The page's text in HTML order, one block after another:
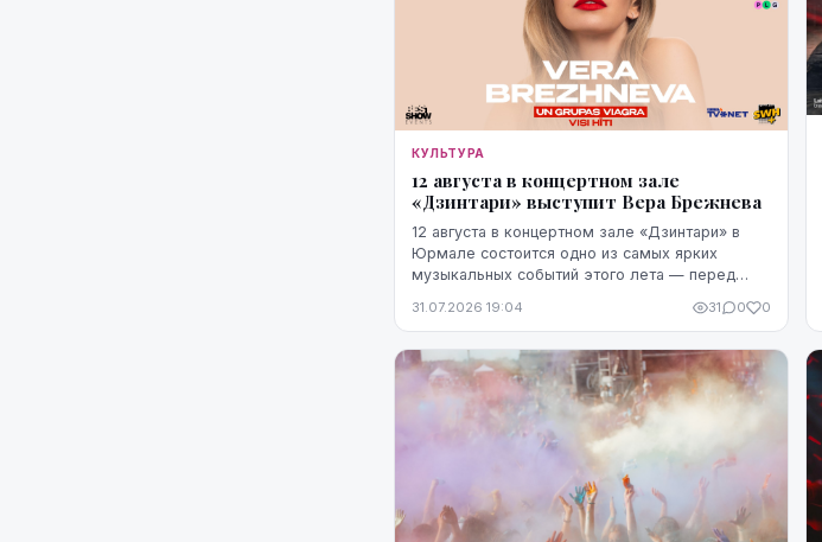
КУЛЬТУРА
12 августа в концертном зале
«Дзинтари» выступит Вера Брежнева
12 августа в концертном зале «Дзинтари» в
Юрмале состоится одно из самых ярких
музыкальных событий этого лета — перед
Брежнева. Начало концерта запланировано ...
31.07.2026 19:04 31 0 0